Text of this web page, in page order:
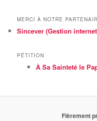
MERCI À NOTRE
Sincever (Gestion
PÉTITION
À Sa Sainteté le
Fièrement